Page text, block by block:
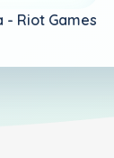
- Riot Games